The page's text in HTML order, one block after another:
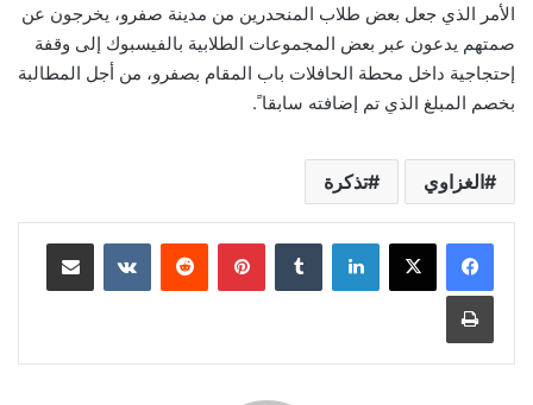
الأمر الذي جعل بعض طلاب المنحدرين من مدينة صفرو، يخرجون عن
صمتهم يدعون عبر بعض المجموعات الطلابية بالفيسبوك إلى وقفة
إحتجاجية داخل محطة الحافلات باب المقام بصفرو، من أجل المطالبة
بخصم المبلغ الذي تم إضافته سابقا ً.
الغزاوي تذكرة
لينكدإن بينتيريست مشاركة عبر البريد
طباعة